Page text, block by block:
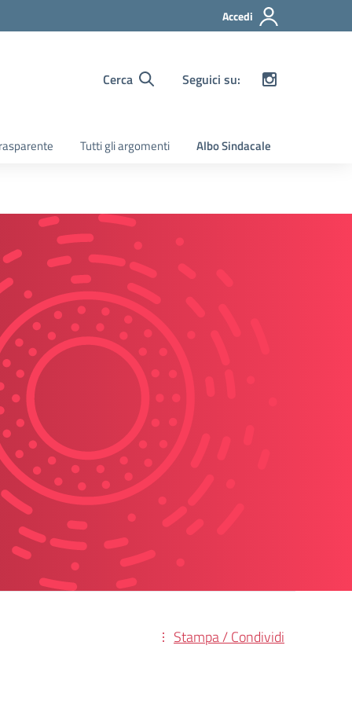
Accedi
Cerca Seguici su:
Tutti gli argomenti Albo Sindacale
Stampa / Condividi